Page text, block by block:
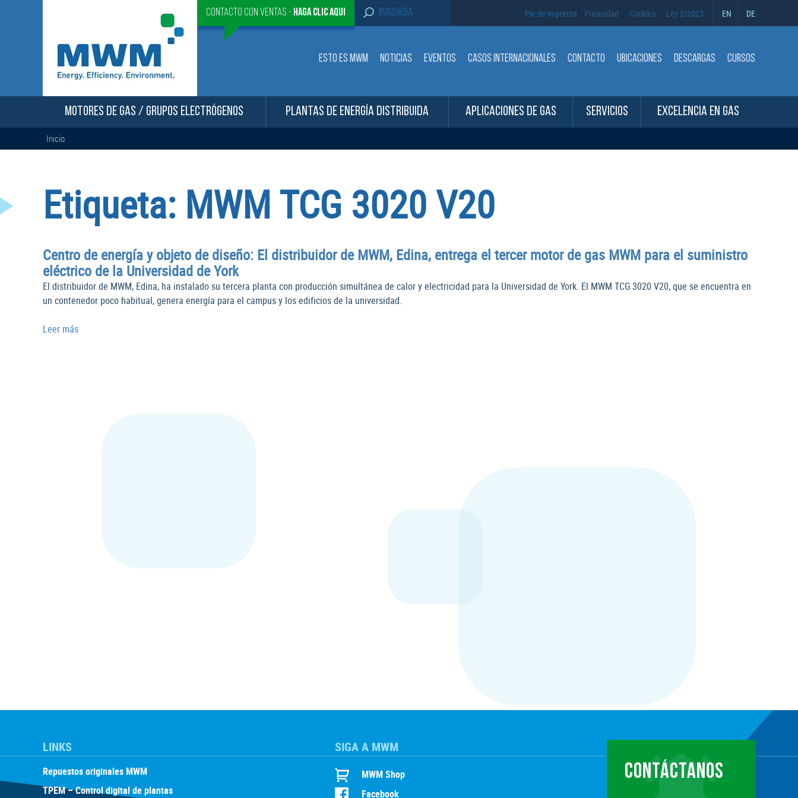
Contacto con ventas - Haga clic aqui
S
e
c
h
r
:
Pie de imprenta Privacidad Cookies Ley 2/2023 EN DE
ESTO ES MWM NOTICIAS EVENTOS CASOS INTERNACIONALES CONTACTO UBICACIONES DESCARGAS CURSOS
MOTORES DE GAS / GRUPOS ELECTRÓGENOS PLANTAS DE ENERGÍA DISTRIBUIDA APLICACIONES DE GAS SERVICIOS EXCELENCIA EN GAS
Inicio
Etiqueta: MWM TCG 3020 V20
Centro de energía y objeto de diseño: El distribuidor de MWM, Edina, entrega el tercer motor de gas MWM para el suministro
eléctrico de la Universidad de York
El distribuidor de MWM, Edina, ha instalado su tercera planta con producción simultánea de calor y electricidad para la Universidad de York. El MWM TCG 3020 V20, que se encuentra en
un contenedor poco habitual, genera energía para el campus y los edificios de la universidad.
Leer más
LINKS
Repuestos originales MWM
TPEM – Control digital de plantas
SIGA A MWM
MWM Shop
Facebook
CONTÁCTANOS